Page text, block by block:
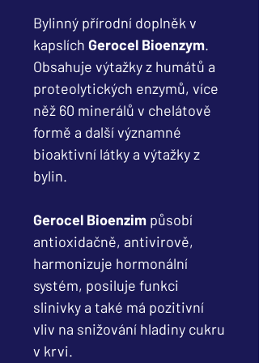
Bylinný přírodní doplněk v
kapslích Gerocel Bioenzym.
Obsahuje výtažky z humátů a
proteolytických enzymů, více
něž 60 minerálů v chelátově
formě a další významné
bioaktivní látky a výtažky z
bylin.
Gerocel Bioenzim působí
antioxidačně, antivirově,
harmonizuje hormonální
systém, posiluje funkci
slinivky a také má pozitivní
vliv na snižování hladiny cukru
v krvi.